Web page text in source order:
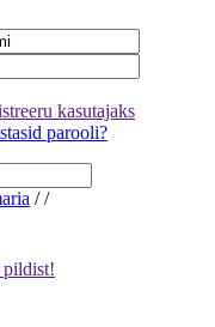
kasutajaks
parooli?
/ /
pildist!